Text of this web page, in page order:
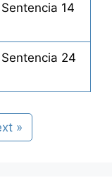
14
24
»